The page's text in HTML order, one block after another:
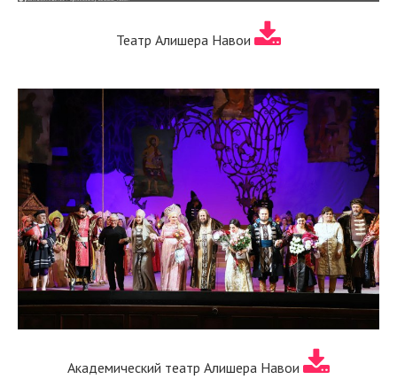
Театр Алишера Навои
Академический театр Алишера Навои